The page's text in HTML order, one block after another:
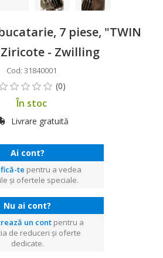
7 piese, "TWIN
Ziricote - Zwilling
Cod: 31840001
În stoc
Livrare gratuită
Ai cont?
te pentru a vedea
și ofertele speciale.
Nu ai cont?
un contpentru a
de reduceri și oferte
dedicate.